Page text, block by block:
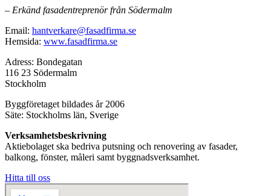
– Erkänd fasadentreprenör från Södermalm
Email: hantverkare@fasadfirma.se
Hemsida: www.fasadfirma.se
Adress: Bondegatan
116 23 Södermalm
Stockholm
Byggföretaget bildades år 2006
Säte: Stockholms län, Sverige
Verksamhetsbeskrivning
Aktiebolaget ska bedriva putsning och renovering av fasader,
balkong, fönster, måleri samt byggnadsverksamhet.
Hitta till oss